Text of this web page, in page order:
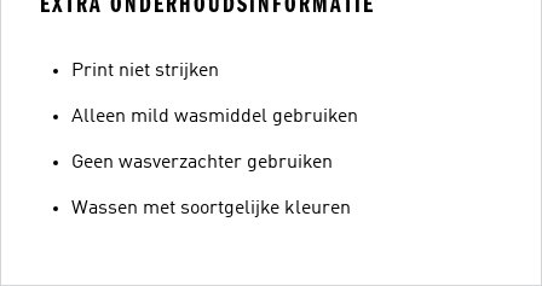
Print niet strijken
Alleen mild wasmiddel gebruiken
Geen wasverzachter gebruiken
Wassen met soortgelijke kleuren